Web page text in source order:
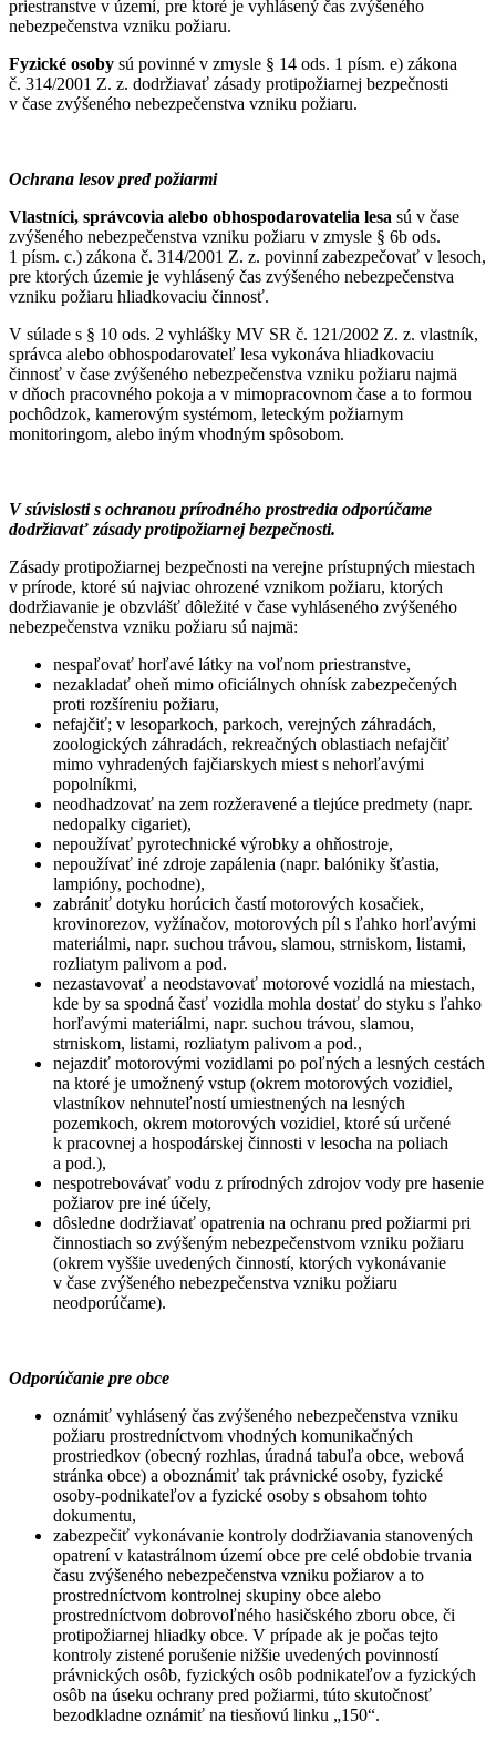
priestranstve v území, pre ktoré je vyhlásený čas zvýšeného
nebezpečenstva vzniku požiaru.
Fyzické osoby sú povinné v zmysle § 14 ods. 1 písm. e) zákona
č. 314/2001 Z. z. dodržiavať zásady protipožiarnej bezpečnosti
v čase zvýšeného nebezpečenstva vzniku požiaru.
Ochrana lesov pred požiarmi
Vlastníci, správcovia alebo obhospodarovatelia lesa sú v čase
zvýšeného nebezpečenstva vzniku požiaru v zmysle § 6b ods.
1 písm. c.) zákona č. 314/2001 Z. z. povinní zabezpečovať v lesoch,
pre ktorých územie je vyhlásený čas zvýšeného nebezpečenstva
vzniku požiaru hliadkovaciu činnosť.
V súlade s § 10 ods. 2 vyhlášky MV SR č. 121/2002 Z. z. vlastník,
správca alebo obhospodarovateľ lesa vykonáva hliadkovaciu
činnosť v čase zvýšeného nebezpečenstva vzniku požiaru najmä
v dňoch pracovného pokoja a v mimopracovnom čase a to formou
pochôdzok, kamerovým systémom, leteckým požiarnym
monitoringom, alebo iným vhodným spôsobom.
V súvislosti s ochranou prírodného prostredia odporúčame
dodržiavať zásady protipožiarnej bezpečnosti.
Zásady protipožiarnej bezpečnosti na verejne prístupných miestach
v prírode, ktoré sú najviac ohrozené vznikom požiaru, ktorých
dodržiavanie je obzvlášť dôležité v čase vyhláseného zvýšeného
nebezpečenstva vzniku požiaru sú najmä:
nespaľovať horľavé látky na voľnom priestranstve,
nezakladať oheň mimo oficiálnych ohnísk zabezpečených
proti rozšíreniu požiaru,
nefajčiť; v lesoparkoch, parkoch, verejných záhradách,
zoologických záhradách, rekreačných oblastiach nefajčiť
mimo vyhradených fajčiarskych miest s nehorľavými
popolníkmi,
neodhadzovať na zem rozžeravené a tlejúce predmety (napr.
nedopalky cigariet),
nepoužívať pyrotechnické výrobky a ohňostroje,
nepoužívať iné zdroje zapálenia (napr. balóniky šťastia,
lampióny, pochodne),
zabrániť dotyku horúcich častí motorových kosačiek,
krovinorezov, vyžínačov, motorových píl s ľahko horľavými
materiálmi, napr. suchou trávou, slamou, strniskom, listami,
rozliatym palivom a pod.
nezastavovať a neodstavovať motorové vozidlá na miestach,
kde by sa spodná časť vozidla mohla dostať do styku s ľahko
horľavými materiálmi, napr. suchou trávou, slamou,
strniskom, listami, rozliatym palivom a pod.,
nejazdiť motorovými vozidlami po poľných a lesných cestách
na ktoré je umožnený vstup (okrem motorových vozidiel,
vlastníkov nehnuteľností umiestnených na lesných
pozemkoch, okrem motorových vozidiel, ktoré sú určené
k pracovnej a hospodárskej činnosti v lesocha na poliach
a pod.),
nespotrebovávať vodu z prírodných zdrojov vody pre hasenie
požiarov pre iné účely,
dôsledne dodržiavať opatrenia na ochranu pred požiarmi pri
činnostiach so zvýšeným nebezpečenstvom vzniku požiaru
(okrem vyššie uvedených činností, ktorých vykonávanie
v čase zvýšeného nebezpečenstva vzniku požiaru
neodporúčame).
Odporúčanie pre obce
oznámiť vyhlásený čas zvýšeného nebezpečenstva vzniku
požiaru prostredníctvom vhodných komunikačných
prostriedkov (obecný rozhlas, úradná tabuľa obce, webová
stránka obce) a oboznámiť tak právnické osoby, fyzické
osoby-podnikateľov a fyzické osoby s obsahom tohto
dokumentu,
zabezpečiť vykonávanie kontroly dodržiavania stanovených
opatrení v katastrálnom území obce pre celé obdobie trvania
času zvýšeného nebezpečenstva vzniku požiarov a to
prostredníctvom kontrolnej skupiny obce alebo
prostredníctvom dobrovoľného hasičského zboru obce, či
protipožiarnej hliadky obce. V prípade ak je počas tejto
kontroly zistené porušenie nižšie uvedených povinností
právnických osôb, fyzických osôb podnikateľov a fyzických
osôb na úseku ochrany pred požiarmi, túto skutočnosť
bezodkladne oznámiť na tiesňovú linku „150“.